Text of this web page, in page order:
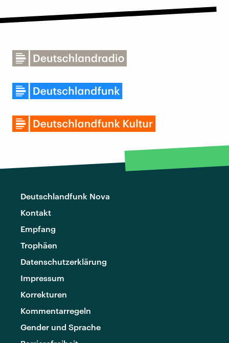
Deutschlandfunk Nova
Kontakt
Empfang
Trophäen
Datenschutzerklärung
Impressum
Korrekturen
Kommentarregeln
Gender und Sprache